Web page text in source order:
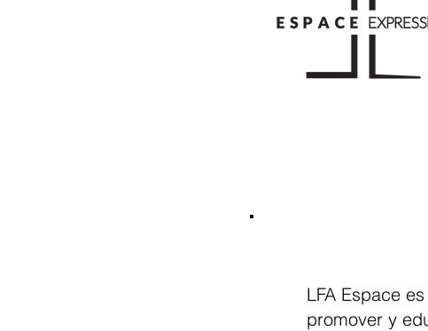
LFA Espace
promover y